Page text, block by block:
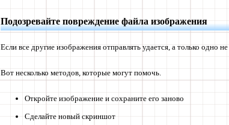
Подозревайте повреждение файла изображения
Если все другие изображения отправлять удается, а только одно
Вот несколько методов, которые могут помочь.
Откройте изображение и сохраните его заново
Сделайте новый скриншот